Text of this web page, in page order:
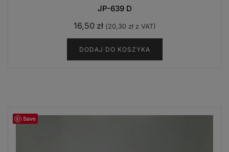
JP-639 D
16,50 zł (20,30 złz VAT)
DODAJ DO KOSZYKA
Save